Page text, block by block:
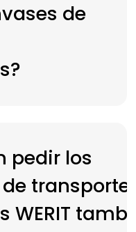
de
pedir los
transporte
WERIT